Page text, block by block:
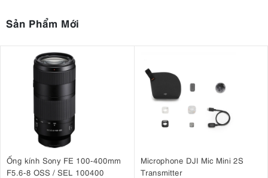
Sản Phẩm Mới
Ống kính Sony FE 100-400mm
F5.6-8 OSS / SEL 100400
Microphone DJI Mic Mini 2S
Transmitter